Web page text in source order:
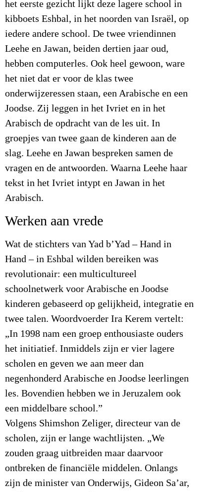
het eerste gezicht lijkt deze lagere school in
kibboets Eshbal, in het noorden van Israël, op
iedere andere school. De twee vriendinnen
Leehe en Jawan, beiden dertien jaar oud,
hebben computerles. Ook heel gewoon, ware
het niet dat er voor de klas twee
onderwijzeressen staan, een Arabische en een
Joodse. Zij leggen in het Ivriet en in het
Arabisch de opdracht van de les uit. In
groepjes van twee gaan de kinderen aan de
slag. Leehe en Jawan bespreken samen de
vragen en de antwoorden. Waarna Leehe haar
tekst in het Ivriet intypt en Jawan in het
Arabisch.
Werken aan vrede
Wat de stichters van Yad b’Yad – Hand in
Hand – in Eshbal wilden bereiken was
revolutionair: een multicultureel
schoolnetwerk voor Arabische en Joodse
kinderen gebaseerd op gelijkheid, integratie en
twee talen. Woordvoerder Ira Kerem vertelt:
„In 1998 nam een groep enthousiaste ouders
het initiatief. Inmiddels zijn er vier lagere
scholen en geven we aan meer dan
negenhonderd Arabische en Joodse leerlingen
les. Bovendien hebben we in Jeruzalem ook
een middelbare school.”
Volgens Shimshon Zeliger, directeur van de
scholen, zijn er lange wachtlijsten. „We
zouden graag uitbreiden maar daarvoor
ontbreken de financiële middelen. Onlangs
zijn de minister van Onderwijs, Gideon Sa’ar,